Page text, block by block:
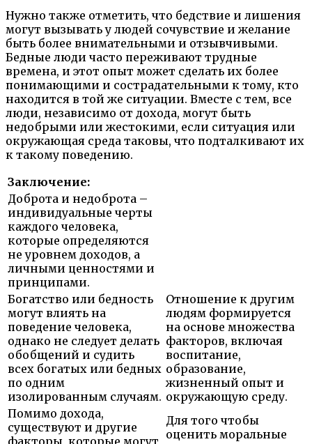
Нужно также отметить, что бедствие и лишения
могут вызывать у людей сочувствие и желание
быть более внимательными и отзывчивыми.
Бедные люди часто переживают трудные
времена, и этот опыт может сделать их более
понимающими и сострадательными к тому, кто
находится в той же ситуации. Вместе с тем, все
люди, независимо от дохода, могут быть
недобрыми или жестокими, если ситуация или
окружающая среда таковы, что подталкивают их
к такому поведению.
Заключение:
Доброта и недоброта –
индивидуальные черты
каждого человека,
которые определяются
не уровнем доходов, а
личными ценностями и
принципами.
Богатство или бедность
могут влиять на
поведение человека,
однако не следует делать
обобщений и судить
всех богатых или бедных
по одним
изолированным случаям.
Отношение к другим
людям формируется
на основе множества
факторов, включая
воспитание,
образование,
жизненный опыт и
окружающую среду.
Помимо дохода,
существуют и другие
факторы, которые могут
Для того чтобы
оценить моральные